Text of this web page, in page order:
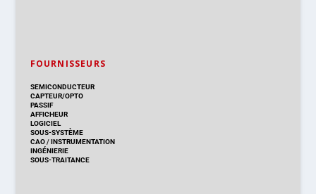
FOURNISSEURS
SEMICONDUCTEUR
CAPTEUR/OPTO
PASSIF
AFFICHEUR
LOGICIEL
SOUS-SYSTÈME
CAO/INSTRUMENTATION
INGÉNIERIE
SOUS-TRAITANCE